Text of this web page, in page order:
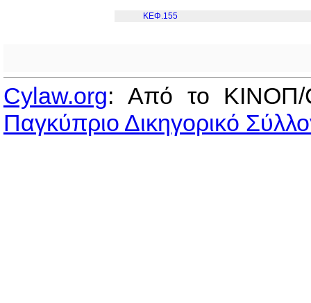
ΚΕΦ.155
Cylaw.org: Από το
Παγκύπριο Δικηγορικό